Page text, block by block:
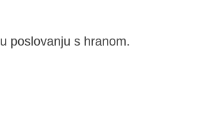
u poslovanju s hranom.